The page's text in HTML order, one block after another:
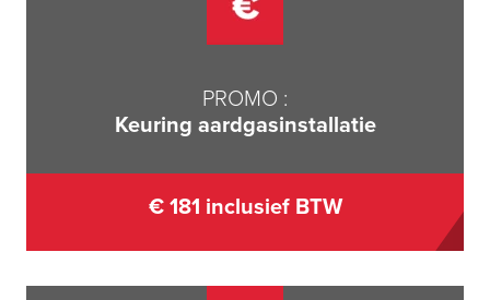
PROMO :
Keuring aardgasinstallatie
€ 181 inclusief BTW